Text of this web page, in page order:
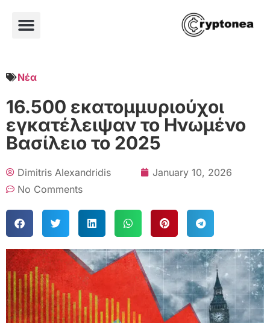
Νέα
16.500 εκατομμυριούχοι
εγκατέλειψαν το Ηνωμένο
Βασίλειο το 2025
Dimitris Alexandridis
January 10, 2026
No Comments